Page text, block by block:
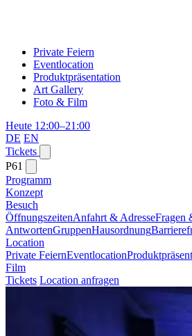
Private Feiern
Eventlocation
Produktpräsentation
Art Gallery
Foto & Film
Heute 12:00–21:00
DE EN
Tickets
P61
Programm
Konzept
Besuch
ÖffnungszeitenAnfahrt & AdresseFragen
AntwortenGruppenHausordnung
Location
Private FeiernEventlocation
Film
Tickets Location anfragen